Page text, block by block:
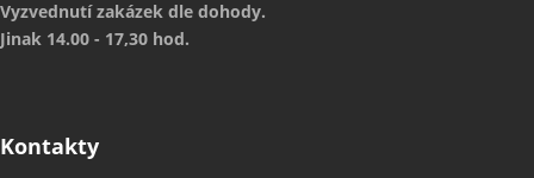
Vyzvednutí zakázek dle dohody.
Jinak 14.00 - 17,30 hod.
Kontakty